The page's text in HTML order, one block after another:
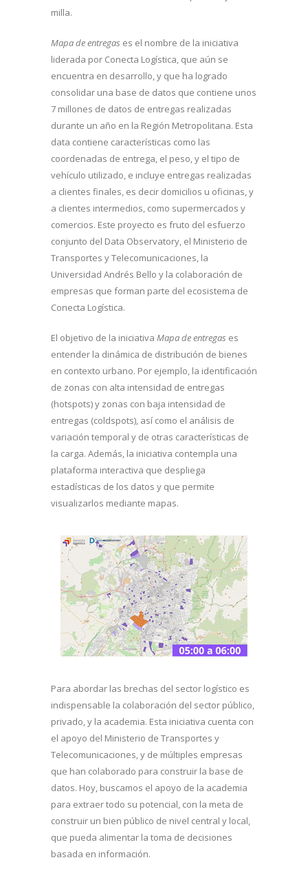
milla.
Mapa de entregas es el nombre de la iniciativa
liderada por Conecta Logística, que aún se
encuentra en desarrollo, y que ha logrado
consolidar una base de datos que contiene unos
7 millones de datos de entregas realizadas
durante un año en la Región Metropolitana. Esta
data contiene características como las
coordenadas de entrega, el peso, y el tipo de
vehículo utilizado, e incluye entregas realizadas
a clientes finales, es decir domicilios u oficinas, y
a clientes intermedios, como supermercados y
comercios. Este proyecto es fruto del esfuerzo
conjunto del Data Observatory, el Ministerio de
Transportes y Telecomunicaciones, la
Universidad Andrés Bello y la colaboración de
empresas que forman parte del ecosistema de
Conecta Logística.
El objetivo de la iniciativa Mapa de entregas es
entender la dinámica de distribución de bienes
en contexto urbano. Por ejemplo, la identificación
de zonas con alta intensidad de entregas
(hotspots) y zonas con baja intensidad de
entregas (coldspots), así como el análisis de
variación temporal y de otras características de
la carga. Además, la iniciativa contempla una
plataforma interactiva que despliega
estadísticas de los datos y que permite
visualizarlos mediante mapas.
Para abordar las brechas del sector logístico es
indispensable la colaboración del sector público,
privado, y la academia. Esta iniciativa cuenta con
el apoyo del Ministerio de Transportes y
Telecomunicaciones, y de múltiples empresas
que han colaborado para construir la base de
datos. Hoy, buscamos el apoyo de la academia
para extraer todo su potencial, con la meta de
construir un bien público de nivel central y local,
que pueda alimentar la toma de decisiones
basada en información.